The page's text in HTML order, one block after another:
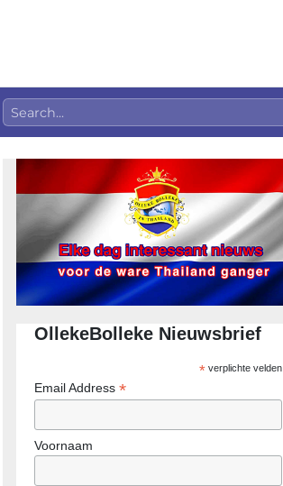
OllekeBolleke Nieuwsbrief
*verplichte velden
Email Address *
Voornaam